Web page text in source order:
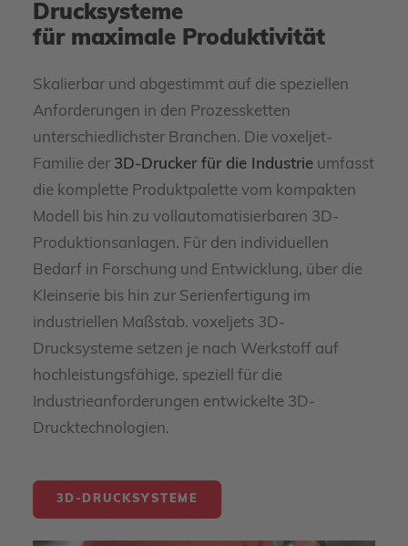
Drucksysteme
für maximale Produktivität
Skalierbar und abgestimmt auf die speziellen
Anforderungen in den Prozessketten
unterschiedlichster Branchen. Die voxeljet-
Familie der 3D-Drucker für die Industrie umfasst
die komplette Produktpalette vom kompakten
Modell bis hin zu vollautomatisierbaren 3D-
Produktionsanlagen. Für den individuellen
Bedarf in Forschung und Entwicklung, über die
Kleinserie bis hin zur Serienfertigung im
industriellen Maßstab. voxeljets 3D-
Drucksysteme setzen je nach Werkstoff auf
hochleistungsfähige, speziell für die
Industrieanforderungen entwickelte 3D-
Drucktechnologien.
3D-DRUCKSYSTEME